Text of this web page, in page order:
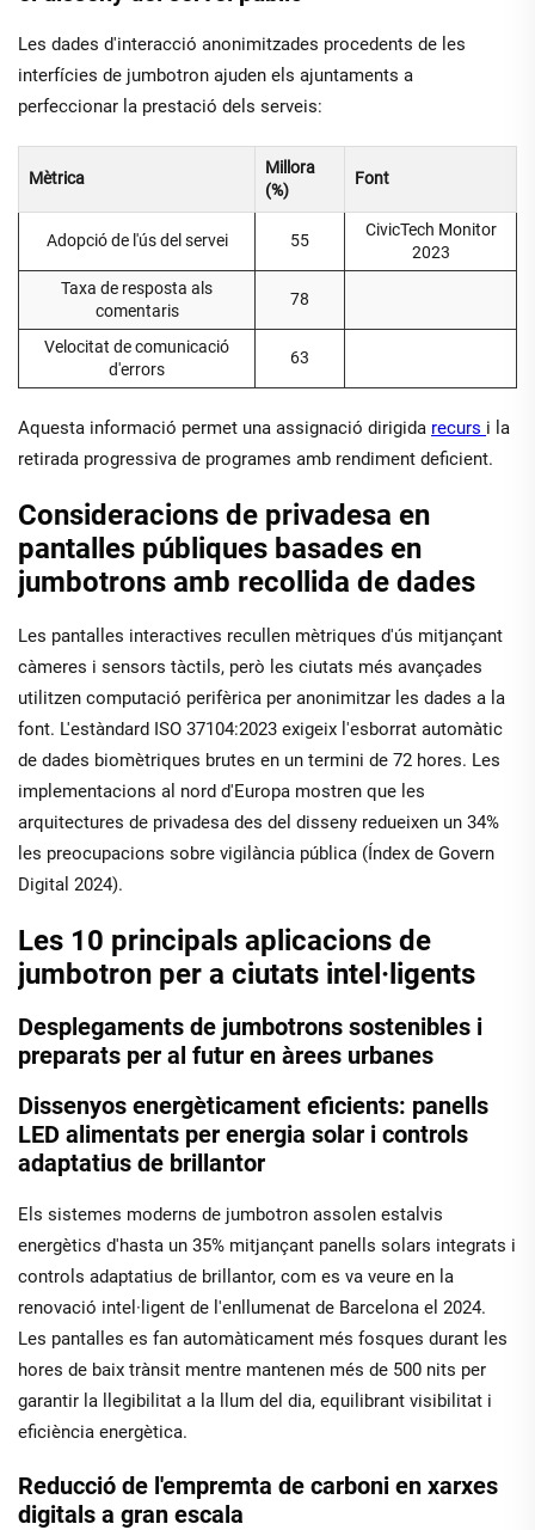
Les dades d'interacció anonimitzades procedents de les
interfícies de jumbotron ajuden els ajuntaments a
perfeccionar la prestació dels serveis:
Mètrica
Millora
(%)
Font
Adopció de l'ús del servei 55
CivicTech Monitor
2023
Taxa de resposta als
comentaris
78
Velocitat de comunicació
d'errors
63
Aquesta informació permet una assignació dirigida recurs i la
retirada progressiva de programes amb rendiment deficient.
Consideracions de privadesa en
pantalles públiques basades en
jumbotrons amb recollida de dades
Les pantalles interactives recullen mètriques d'ús mitjançant
càmeres i sensors tàctils, però les ciutats més avançades
utilitzen computació perifèrica per anonimitzar les dades a la
font. L'estàndard ISO 37104:2023 exigeix l'esborrat automàtic
de dades biomètriques brutes en un termini de 72 hores. Les
implementacions al nord d'Europa mostren que les
arquitectures de privadesa des del disseny redueixen un 34%
les preocupacions sobre vigilància pública (Índex de Govern
Digital 2024).
Les 10 principals aplicacions de
jumbotron per a ciutats intel·ligents
Desplegaments de jumbotrons sostenibles i
preparats per al futur en àrees urbanes
Dissenyos energèticament eficients: panells
LED alimentats per energia solar i controls
adaptatius de brillantor
Els sistemes moderns de jumbotron assolen estalvis
energètics d'hasta un 35% mitjançant panells solars integrats i
controls adaptatius de brillantor, com es va veure en la
renovació intel·ligent de l'enllumenat de Barcelona el 2024.
Les pantalles es fan automàticament més fosques durant les
hores de baix trànsit mentre mantenen més de 500 nits per
garantir la llegibilitat a la llum del dia, equilibrant visibilitat i
eficiència energètica.
Reducció de l'empremta de carboni en xarxes
digitals a gran escala